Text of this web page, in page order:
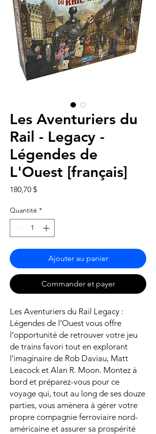
Les Aventuriers du
Rail - Legacy -
Légendes de
L'Ouest [français]
180,70 $Prix
Quantité *
Ajouter au panier
Commander et payer
Les Aventuriers du Rail Legacy :
Légendes de l’Ouest vous offre
l’opportunité de retrouver votre jeu
de trains favori tout en explorant
l’imaginaire de Rob Daviau, Matt
Leacock et Alan R. Moon. Montez à
bord et préparez-vous pour ce
voyage qui, tout au long de ses douze
parties, vous amènera à gérer votre
propre compagnie ferroviaire nord-
américaine et assurer sa prospérité